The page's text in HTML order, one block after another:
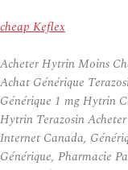
cheap Keflex
Acheter Hytrin Moins
Achat Générique
Générique 1 mg Hytrin
Hytrin Terazosin
Internet Canada,
Générique, Pharmacie